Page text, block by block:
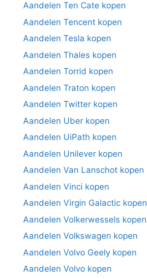
Aandelen Ten Cate kopen
Aandelen Tencent kopen
Aandelen Tesla kopen
Aandelen Thales kopen
Aandelen Torrid kopen
Aandelen Traton kopen
Aandelen Twitter kopen
Aandelen Uber kopen
Aandelen UiPath kopen
Aandelen Unilever kopen
Aandelen Van Lanschot kopen
Aandelen Vinci kopen
Aandelen Virgin Galactic kopen
Aandelen Volkerwessels kopen
Aandelen Volkswagen kopen
Aandelen Volvo Geely kopen
Aandelen Volvo kopen